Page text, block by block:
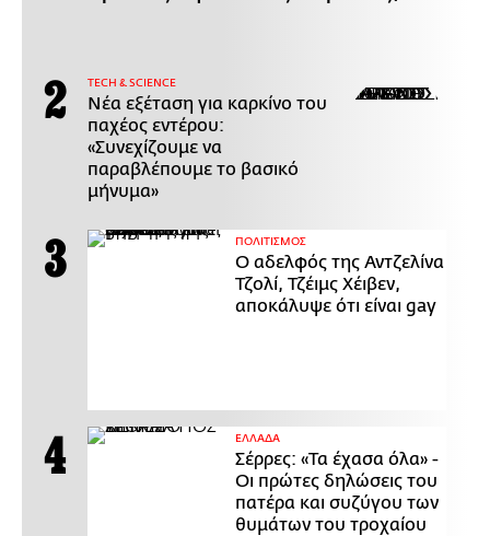
ΤECH & SCIENCE
Νέα εξέταση για καρκίνο του
παχέος εντέρου:
«Συνεχίζουμε να
παραβλέπουμε το βασικό
μήνυμα»
ΠΟΛΙΤΙΣΜΟΣ
Ο αδελφός της Αντζελίνα
Τζολί, Τζέιμς Χέιβεν,
αποκάλυψε ότι είναι gay
ΕΛΛΑΔΑ
Σέρρες: «Τα έχασα όλα» -
Οι πρώτες δηλώσεις του
πατέρα και συζύγου των
θυμάτων του τροχαίου